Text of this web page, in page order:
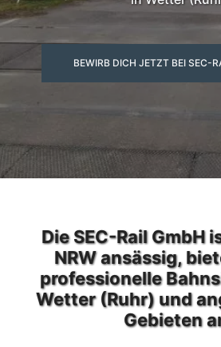
BEWIRB DICH JETZT BEI SEC-
Die SEC-Rail GmbH
NRW ansässig,
professionelle
Wetter (Ruhr) und
Gebieten